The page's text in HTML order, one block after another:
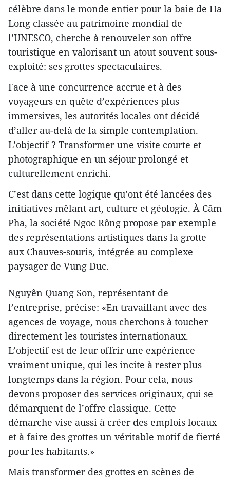
célèbre dans le monde entier pour la baie de Ha
Long classée au patrimoine mondial de
l’UNESCO, cherche à renouveler son offre
touristique en valorisant un atout souvent sous-
exploité: ses grottes spectaculaires.
Face à une concurrence accrue et à des
voyageurs en quête d’expériences plus
immersives, les autorités locales ont décidé
d’aller au-delà de la simple contemplation.
L’objectif ? Transformer une visite courte et
photographique en un séjour prolongé et
culturellement enrichi.
C’est dans cette logique qu’ont été lancées des
initiatives mêlant art, culture et géologie. À Câm
Pha, la société Ngoc Rông propose par exemple
des représentations artistiques dans la grotte
aux Chauves-souris, intégrée au complexe
paysager de Vung Duc.
Nguyên Quang Son, représentant de
l’entreprise, précise: «En travaillant avec des
agences de voyage, nous cherchons à toucher
directement les touristes internationaux.
L’objectif est de leur offrir une expérience
vraiment unique, qui les incite à rester plus
longtemps dans la région. Pour cela, nous
devons proposer des services originaux, qui se
démarquent de l’offre classique. Cette
démarche vise aussi à créer des emplois locaux
et à faire des grottes un véritable motif de fierté
pour les habitants.»
Mais transformer des grottes en scènes de